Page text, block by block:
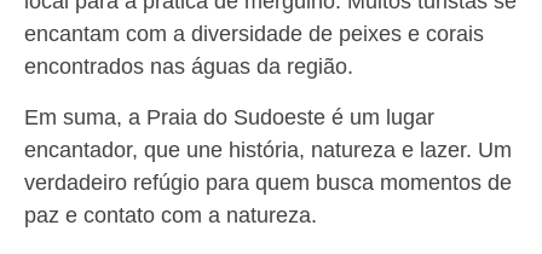
encantam com a diversidade de peixes e corais
encontrados nas águas da região.
Em suma, a Praia do Sudoeste é um lugar
encantador, que une história, natureza e lazer. Um
verdadeiro refúgio para quem busca momentos de
paz e contato com a natureza.